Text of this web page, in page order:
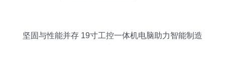
坚固与性能并存 19寸工控一体机电脑助力智能制造